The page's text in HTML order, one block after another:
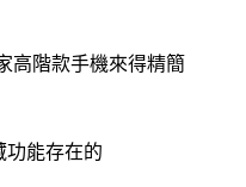
高階款手機來得精簡
功能存在的